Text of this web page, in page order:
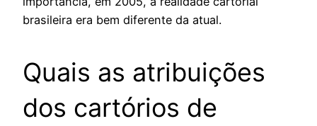
brasileira era bem diferente da atual.
Quais as atribuições
dos cartórios de